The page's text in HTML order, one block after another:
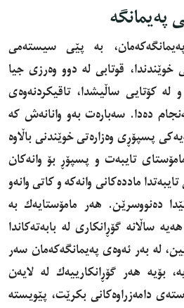
به‌ پێى سیسته‌مى
خوێندندا، قوتابى له‌ دوو وه‌رزى جیا
له‌ كۆتایى ساڵیشدا، تاقیكردنه‌وه‌ى
ده‌دا. سه‌باره‌ت به‌و وانانه‌ش كه‌
پسپۆڕى وه‌زاره‌تى خوێندنى باڵاوه‌
تایبه‌ت و پسپۆڕ بۆ وانه‌كان
مادده‌كانى وانه‌كه‌ و كاتى وانه‌و
ده‌نووسرێن. هه‌ر مامۆستایه‌ك به‌
ساڵانه‌ گۆڕانكارى له‌ بابه‌ته‌كاندا
له‌ به‌ر ئه‌وه‌ى پەیمانگەكه‌مان سه‌ر
بۆیه‌ هه‌ر گۆڕانكارییه‌ك له‌ لایه‌ن
دامه‌زراوه‌كانى بكرێت، پێویسته‌